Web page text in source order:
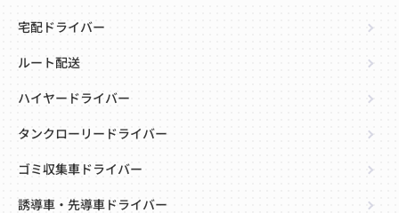
宅配ドライバー
ルート配送
ハイヤードライバー
タンクローリードライバー
ゴミ収集車ドライバー
誘導車・先導車ドライバー